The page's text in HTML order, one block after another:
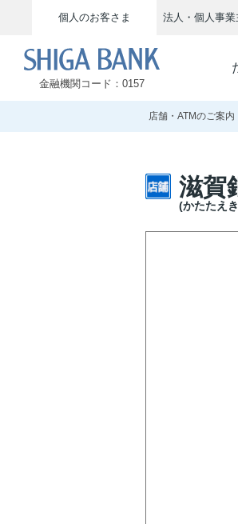
個人のお客さま 法人・個人事業
金融機関コード：0157
店舗・ATMのご案内
滋賀
(かたたえ